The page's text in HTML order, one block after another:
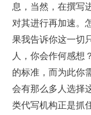
息，当然，在撰写
对其进行再加速。
果我告诉你这一切
人，你会作何感想
的标准，而为此你
会有那么多人选择
类代写机构正是抓